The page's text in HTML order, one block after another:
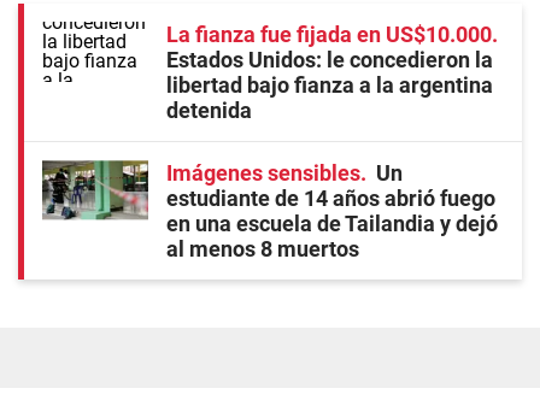
La fianza fue fijada en US$10.000
Estados Unidos: le concedieron la
libertad bajo fianza a la argentina
detenida
Imágenes sensibles
Un
estudiante de 14 años abrió fuego
en una escuela de Tailandia y dejó
al menos 8 muertos